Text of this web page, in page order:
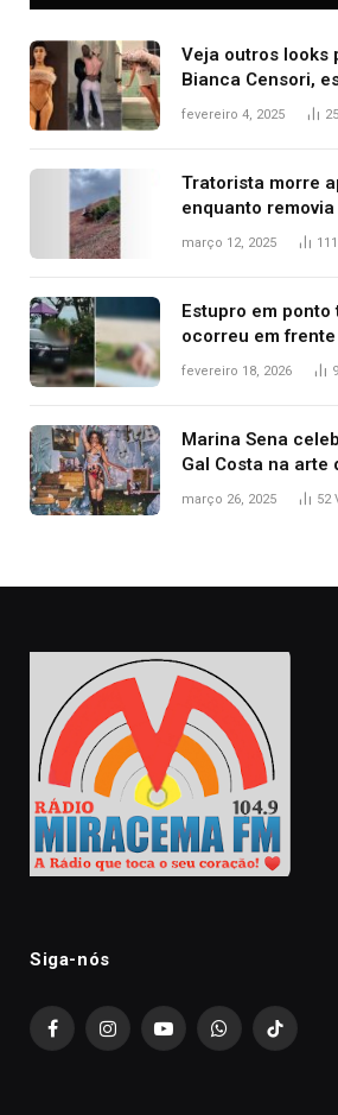
Veja outros looks
Bianca Censori,
West que
fevereiro 4, 2025
Tratorista morre
enquanto
ribanceira de
março 12, 2025 111
Estupro em
ocorreu em frente
segurança; polícia
fevereiro 18, 2026
Marina Sena
Gal Costa na arte
naturais’
março 26, 2025 52
Siga-nós
FacebookInstagramYouTubeWhatsAppTikTok